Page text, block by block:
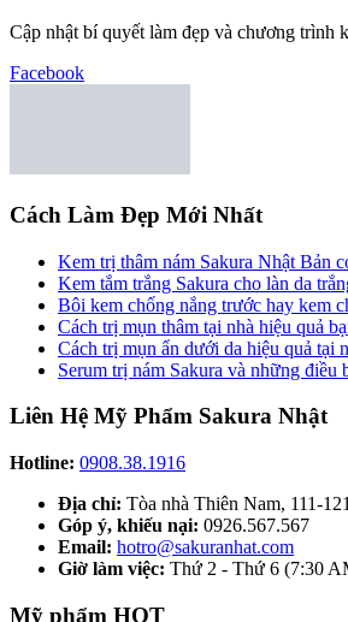
Cập nhật bí quyết làm đẹp và chương trình
Facebook
Cách Làm Đẹp Mới Nhất
Kem trị thâm nám Sakura Nhật Bản
Kem tắm trắng Sakura cho làn da
Bôi kem chống nắng trước hay kem
Cách trị mụn thâm tại nhà hiệu quả
Cách trị mụn ẩn dưới da hiệu quả tại
Serum trị nám Sakura và những điều
Liên Hệ Mỹ Phẩm Sakura Nhật
Hotline: 0908.38.1916
Địa chỉ: Tòa nhà Thiên Nam, 111-
Góp ý, khiếu nại: 0926.567.567
Email: hotro@sakuranhat.com
Giờ làm việc: Thứ 2 - Thứ 6 (7:30
Mỹ phẩm HOT